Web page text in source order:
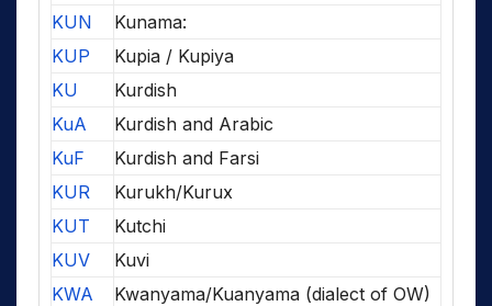
KUN
Kunama:
KUP
Kupia / Kupiya
KU
Kurdish
KuA
Kurdish and Arabic
KuF
Kurdish and Farsi
KUR
Kurukh/Kurux
KUT
Kutchi
KUV
Kuvi
KWA
Kwanyama/Kuanyama (dialect of OW)